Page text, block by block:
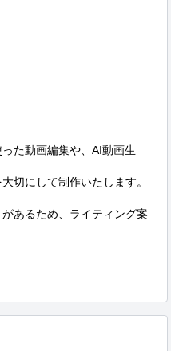
た動画編集や、AI動画生
切にして制作いたします。
あるため、ライティング案